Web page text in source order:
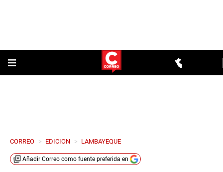
CORREO > EDICION > LAMBAYEQUE
Añadir Correo como fuente preferida en